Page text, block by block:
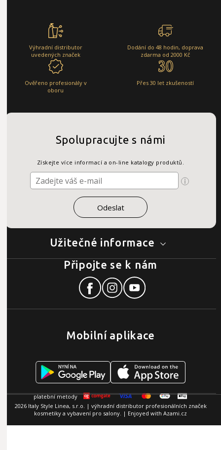
Výhradní distributor
uvedených značek
Dodání do 48 hodin, doprava
zdarma od 2000 Kč
Ověřeno profesionály v
oboru
Přes 30 let zkušeností
Užitečné informace
Spolupracujte s námi
Získejte více informací a on-line katalogy produktů.
Mobilní aplikace
Připojte se k nám
2026 Italy Style Linea, s.r.o. | výhradní distributor profesionálních značek
kosmetiky a vybavení pro salony. | Enjoyed with Azami.cz